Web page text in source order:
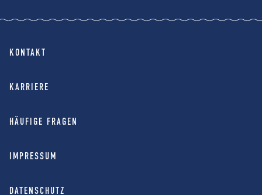
KONTAKT
KARRIERE
HÄUFIGE FRAGEN
IMPRESSUM
DATENSCHUTZ